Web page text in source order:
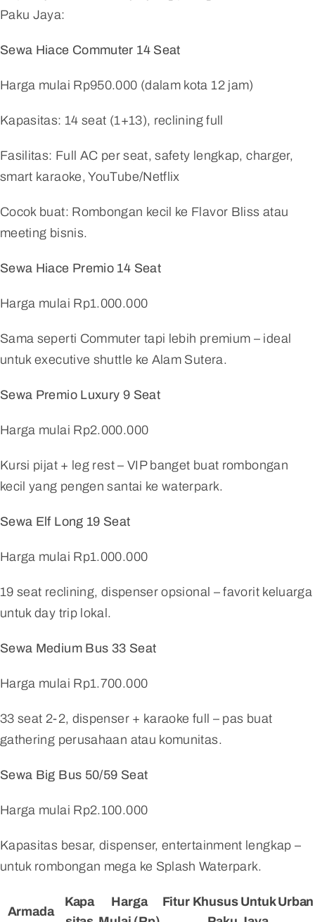
Paku Jaya:
Sewa Hiace Commuter 14 Seat
Harga mulai Rp950.000 (dalam kota 12 jam)
Kapasitas: 14 seat (1+13), reclining full
Fasilitas: Full AC per seat, safety lengkap, charger,
smart karaoke, YouTube/Netflix
Cocok buat: Rombongan kecil ke Flavor Bliss atau
meeting bisnis.
Sewa Hiace Premio 14 Seat
Harga mulai Rp1.000.000
Sama seperti Commuter tapi lebih premium – ideal
untuk executive shuttle ke Alam Sutera.
Sewa Premio Luxury 9 Seat
Harga mulai Rp2.000.000
Kursi pijat + leg rest – VIP banget buat rombongan
kecil yang pengen santai ke waterpark.
Sewa Elf Long 19 Seat
Harga mulai Rp1.000.000
19 seat reclining, dispenser opsional – favorit keluarga
untuk day trip lokal.
Sewa Medium Bus 33 Seat
Harga mulai Rp1.700.000
33 seat 2-2, dispenser + karaoke full – pas buat
gathering perusahaan atau komunitas.
Sewa Big Bus 50/59 Seat
Harga mulai Rp2.100.000
Kapasitas besar, dispenser, entertainment lengkap –
untuk rombongan mega ke Splash Waterpark.
Armada
Kapa
Harga
Fitur Khusus Untuk Urban